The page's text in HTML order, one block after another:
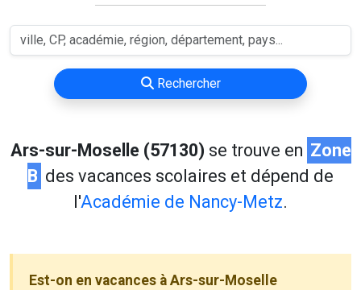
Rechercher
Ars-sur-Moselle (57130) se trouve en Zone
B des vacances scolaires et dépend de
l'Académie de Nancy-Metz.
Est-on en vacances à Ars-sur-Moselle